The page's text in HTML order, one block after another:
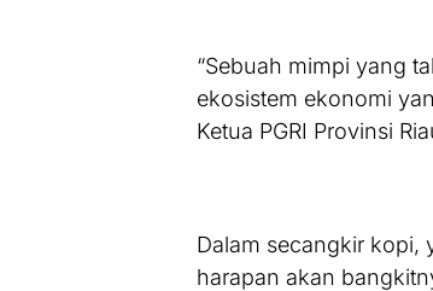
“Sebuah mimpi yang
ekosistem ekonomi
Ketua PGRI Provinsi
Dalam secangkir kopi,
harapan akan